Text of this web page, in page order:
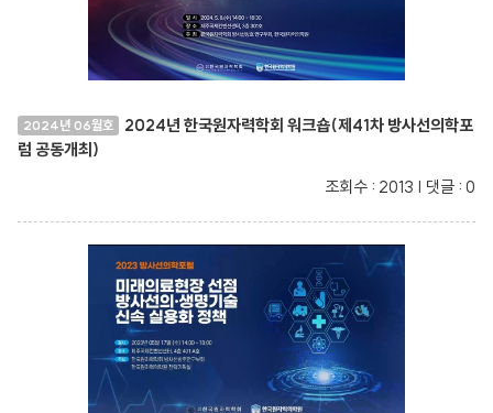
2024년 06월호
2024년 한국원자력학회 워크숍(제41차 방사선의학포
럼 공동개최)
조회수 : 2013 | 댓글 : 0